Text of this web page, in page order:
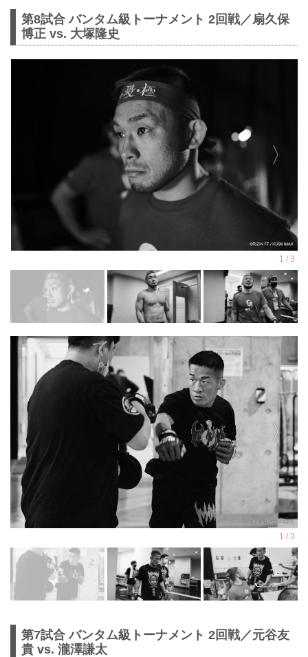
第8試合 バンタム級トーナメント 2回戦／扇久保
博正 vs. 大塚隆史
第7試合 バンタム級トーナメント 2回戦／元谷友
貴 vs. 瀧澤謙太